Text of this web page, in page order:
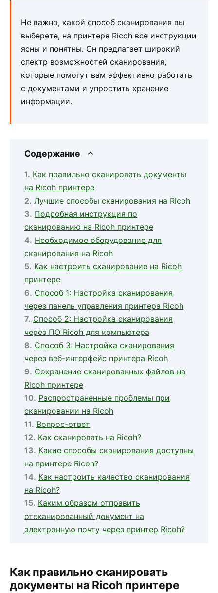
Не важно, какой способ сканирования вы
выберете, на принтере Ricoh все инструкции
ясны и понятны. Он предлагает широкий
спектр возможностей сканирования,
которые помогут вам эффективно работать
с документами и упростить хранение
информации.
Содержание
Как правильно сканировать документы
на Ricoh принтере
Лучшие способы сканирования на Ricoh
Подробная инструкция по
сканированию на Ricoh принтере
Необходимое оборудование для
сканирования на Ricoh
Как настроить сканирование на Ricoh
принтере
Способ 1: Настройка сканирования
через панель управления принтера Ricoh
Способ 2: Настройка сканирования
через ПО Ricoh для компьютера
Способ 3: Настройка сканирования
через веб-интерфейс принтера Ricoh
Сохранение сканированных файлов на
Ricoh принтере
Распространенные проблемы при
сканировании на Ricoh
Вопрос-ответ
Как сканировать на Ricoh?
Какие способы сканирования доступны
на принтере Ricoh?
Как настроить качество сканирования
на Ricoh?
Каким образом отправить
отсканированный документ на
электронную почту через принтер Ricoh?
Как правильно сканировать
документы на Ricoh принтере